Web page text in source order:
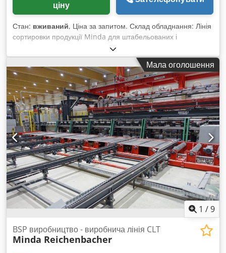
ціну
Стан: вживаний, Ціна за запитом. Склад обладнання: Лінія
сортировки продукції Minda для штабельованих і
ламельних розмірів Ширина штабеля: макс. 1 200 мм
Висота штабеля: макс. 1 200 мм Довжина штабеля: 2 000–5
000 мм Codpfswwg Amsx Aitjha Вага штабеля: макс. 3 т
Ширина ламелі: 80–260 мм Товщина ламелі: 23–80 мм (у
стандарті 46 мм) Максимальний поперечний переріз: 80 ×
260 мм = 208 см² Продуктивність вакуумного укладання з
підйомною колонною: Секція I: 3 шари/хвилину Секція II: 2
шари/хвилину Система мікрошипового з'єднання від фірми
Grecon Система розвантаження штабелів, стругальний
конвеєр та поперечні пересувні платформи від компанії
Minda
Мала оголошення
1 /9
BSP виробництво - виробнича лінія CLT
Minda Reichenbacher